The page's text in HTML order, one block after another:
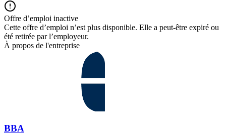
Offre d’emploi inactive
Cette offre d’emploi n’est plus disponible. Elle a peut-être expiré ou
été retirée par l’employeur.
À propos de l'entreprise
BBA